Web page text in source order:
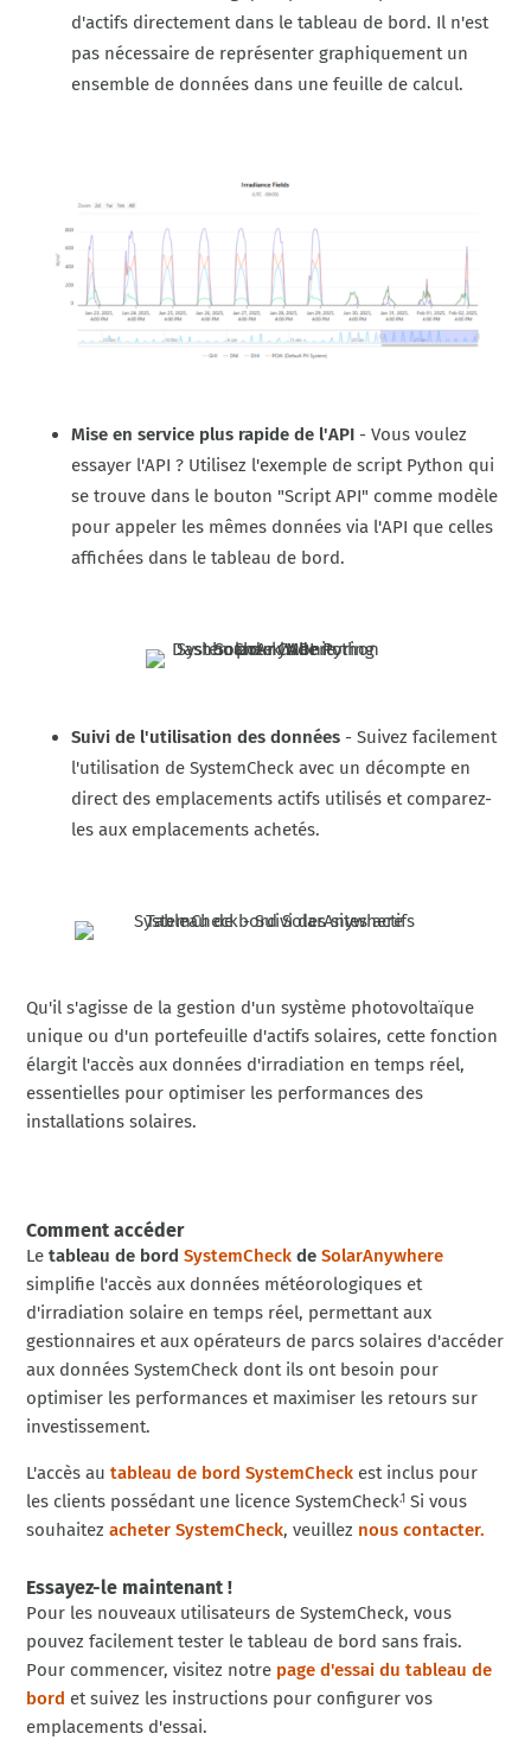
d'actifs directement dans le tableau de bord. Il n'est
pas nécessaire de représenter graphiquement un
ensemble de données dans une feuille de calcul.
Mise en service plus rapide de l'API - Vous voulez
essayer l'API ? Utilisez l'exemple de script Python qui
se trouve dans le bouton "Script API" comme modèle
pour appeler les mêmes données via l'API que celles
affichées dans le tableau de bord.
Suivi de l'utilisation des données- Suivez facilement
l'utilisation de SystemCheck avec un décompte en
direct des emplacements actifs utilisés et comparez-
les aux emplacements achetés.
Qu'il s'agisse de la gestion d'un système photovoltaïque
unique ou d'un portefeuille d'actifs solaires, cette fonction
élargit l'accès aux données d'irradiation en temps réel,
essentielles pour optimiser les performances des
installations solaires.
Comment accéder
Le tableau de bord SystemCheck de SolarAnywhere
simplifie l'accès aux données météorologiques et
d'irradiation solaire en temps réel, permettant aux
gestionnaires et aux opérateurs de parcs solaires d'accéder
aux données SystemCheck dont ils ont besoin pour
optimiser les performances et maximiser les retours sur
investissement.
L'accès autableau de bord SystemCheck est inclus pour
les clients possédant une licence SystemCheck.1Si vous
souhaitezacheter SystemCheck, veuillez nous contacter.
Essayez-le maintenant !
Pour les nouveaux utilisateurs de SystemCheck, vous
pouvez facilement tester le tableau de bord sans frais.
Pour commencer, visitez notre page d'essai du tableau de
bord et suivez les instructions pour configurer vos
emplacements d'essai.